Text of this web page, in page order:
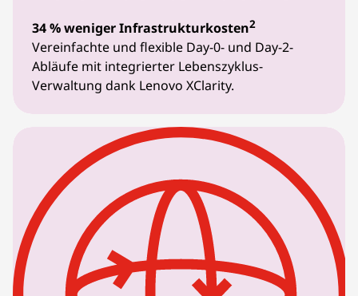
34 % weniger Infrastrukturkosten2
Vereinfachte und flexible Day-0- und Day-2-
Abläufe mit integrierter Lebenszyklus-
Verwaltung dank Lenovo XClarity.